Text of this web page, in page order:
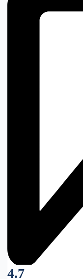
4.7